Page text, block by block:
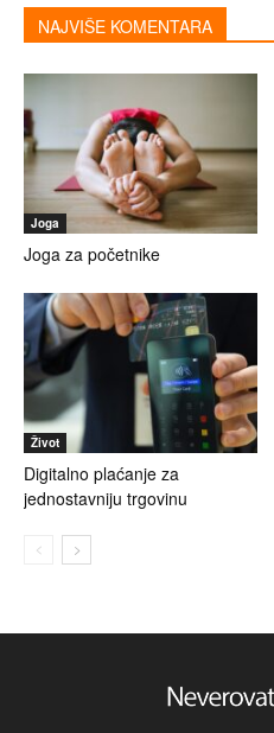
NAJVIŠE KOMENTARA
Joga
Joga za početnike
Život
Digitalno plaćanje za
jednostavniju trgovinu